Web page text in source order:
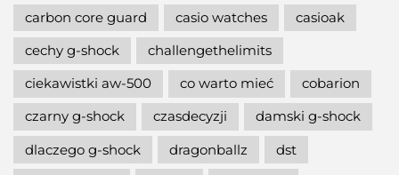
carbon core guard
casio watches
casioak
cechy g-shock
challengethelimits
ciekawistki aw-500
co warto mieć
cobarion
czarny g-shock
czasdecyzji
damski g-shock
dlaczego g-shock
dragonballz
dst